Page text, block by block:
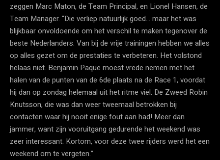
zeggen Marc Maton, de Team Principal, en Lionel Hansen, de
Team Manager. “Die verliep natuurlijk goed… maar het was
blijkbaar onvoldoende om het verschil te maken tegenover de
beste Nederlanders. Van bij de vrije trainingen hebben we alles
op alles gezet om de prestaties te verbeteren. Het volstond
helaas niet. Benjamin Paque moest vrede nemen met het
halen van de punten van de 6de plaats na de Race 1, voordat
hij dan op zondag helemaal uit het ritme viel. De Zweed Robin
Knutsson, die was dan weer tweemaal betrokken bij
contacten waar hij nooit enige fout aan had! Meer dan
jammer, want zijn vooruitgang gedurende het weekend was
zeer interessant. Kortom, voor deze twee rijders werd het een
weekend om te vergeten.”